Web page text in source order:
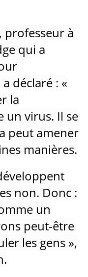
professeur à
qui a
déclaré : «
la
un virus. Il se
peut amener
manières.
non. Donc :
un
peut-être
les gens »,